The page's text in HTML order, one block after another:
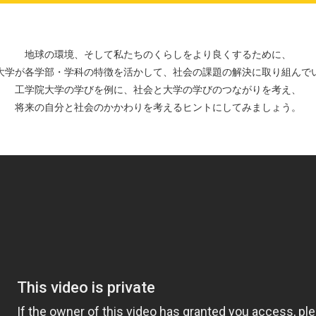
地球の環境、そして私たちのくらしをより良くするために、
学が各学部・学科の特徴を活かして、社会の課題の解決に取り組んで
工学院大学の学びを例に、社会と大学の学びのつながりを考え、
将来の自分と社会のかかわりを考えるヒントにしてみましょう。